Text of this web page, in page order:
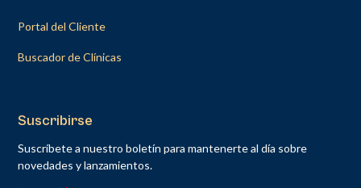
Portal del Cliente
Buscador de Clínicas
Suscribirse
Suscríbete a nuestro boletín para mantenerte al día sobre
novedades y lanzamientos.